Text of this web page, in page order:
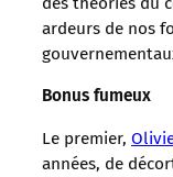
ardeurs de nos
Bonus fumeux
Le premier,
années, de